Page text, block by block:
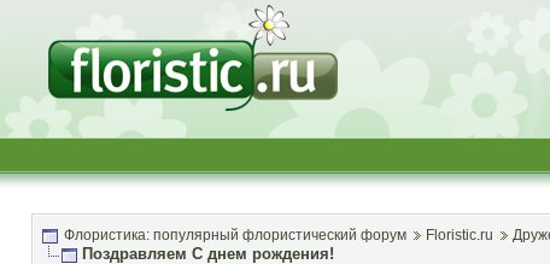
Флористика: популярный флористический форум Floristic.ru
Поздравляем С днем рождения!